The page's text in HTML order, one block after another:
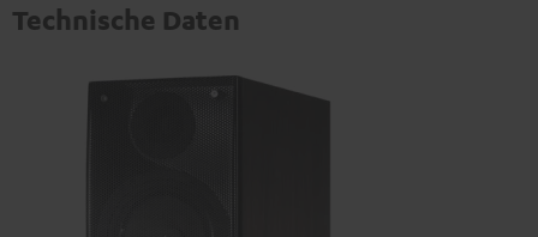
Technische Daten